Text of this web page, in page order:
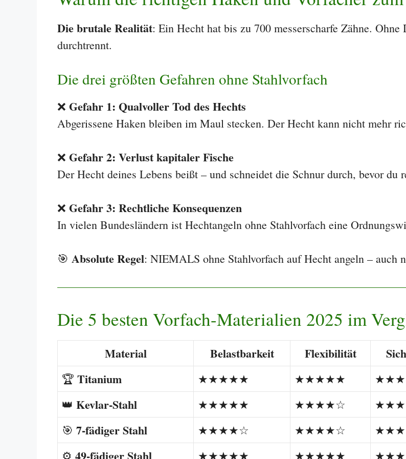
Die brutale Realität: Ein Hecht hat bis zu 700 messerscharfe Zähne.
durchtrennt.
Die drei größten Gefahren ohne Stahlvorfach
❌ Gefahr 1: Qualvoller Tod des Hechts
Abgerissene Haken bleiben im Maul stecken. Der Hecht kann nicht mehr
❌ Gefahr 2: Verlust kapitaler Fische
Der Hecht deines Lebens beißt – und schneidet die Schnur durch, bevor du
❌ Gefahr 3: Rechtliche Konsequenzen
In vielen Bundesländern ist Hechtangeln ohne Stahlvorfach eine
🎯 Absolute Regel: NIEMALS ohne Stahlvorfach auf Hecht angeln – auch
Die 5 besten Vorfach-Materialien 2025 im
Material Belastbarkeit Flexibilität
🏆 Titanium ★★★★★ ★★★★★
👑 Kevlar-Stahl ★★★★★ ★★★★☆
🎯 7-fädiger Stahl ★★★★☆ ★★★★☆
⚙️ 49-fädiger Stahl ★★★★★ ★★★★★